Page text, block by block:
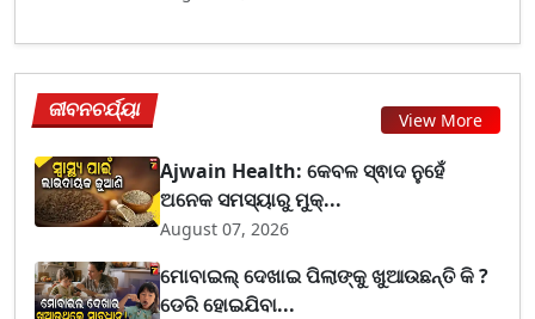
ଜୀବନଚର୍ଯ୍ୟା View More
Ajwain Health: କେବଳ ସ୍ଵାଦ ନୁହେଁ
ଅନେକ ସମସ୍ୟାରୁ ମୁକ୍...
August 07, 2026
ମୋବାଇଲ୍ ଦେଖାଇ ପିଲାଙ୍କୁ ଖୁଆଉଛନ୍ତି କି ?
ଡେରି ହୋଇଯିବା...